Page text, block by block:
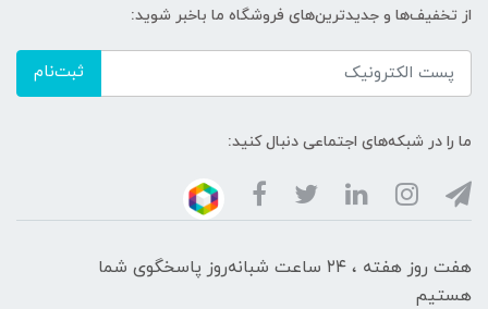
از تخفیف‌ها و جدیدترین‌های فروشگاه ما باخبر شوید:
ثبت‌نام
ما را در شبکه‌های اجتماعی دنبال کنید:
هفت روز هفته ، ۲۴ ساعت شبانه‌روز پاسخگوی شما
هستیم